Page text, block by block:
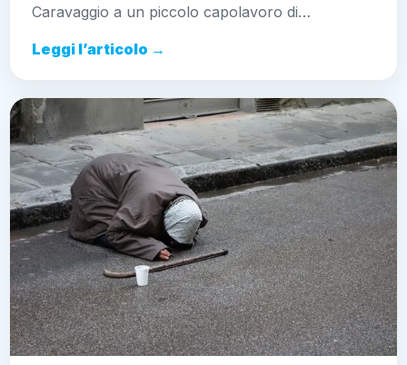
Caravaggio a un piccolo capolavoro di…
Leggi l’articolo →